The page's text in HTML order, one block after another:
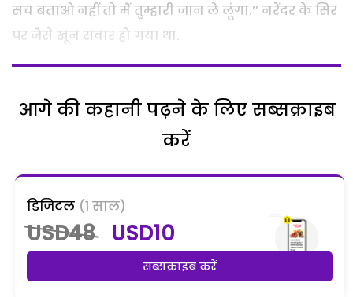
सच बताओ नहीं तो मैं तुम्हारी जान ले लूंगा.’’ नरेंदर के सिर
पर जैसे खून सवार हो गया था.
आगे की कहानी पढ़ने के लिए सब्सक्राइब
करें
डिजिटल (1 साल)
USD48 USD10
सब्सक्राइब करें